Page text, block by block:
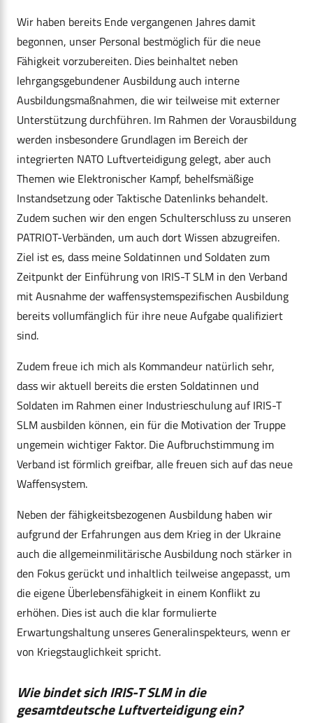
Wir haben bereits Ende vergangenen Jahres damit
begonnen, unser Personal bestmöglich für die neue
Fähigkeit vorzubereiten. Dies beinhaltet neben
lehrgangsgebundener Ausbildung auch interne
Ausbildungsmaßnahmen, die wir teilweise mit externer
Unterstützung durchführen. Im Rahmen der Vorausbildung
werden insbesondere Grundlagen im Bereich der
integrierten NATO Luftverteidigung gelegt, aber auch
Themen wie Elektronischer Kampf, behelfsmäßige
Instandsetzung oder Taktische Datenlinks behandelt.
Zudem suchen wir den engen Schulterschluss zu unseren
PATRIOT-Verbänden, um auch dort Wissen abzugreifen.
Ziel ist es, dass meine Soldatinnen und Soldaten zum
Zeitpunkt der Einführung von IRIS-T SLM in den Verband
mit Ausnahme der waffensystemspezifischen Ausbildung
bereits vollumfänglich für ihre neue Aufgabe qualifiziert
sind.
Zudem freue ich mich als Kommandeur natürlich sehr,
dass wir aktuell bereits die ersten Soldatinnen und
Soldaten im Rahmen einer Industrieschulung auf IRIS-T
SLM ausbilden können, ein für die Motivation der Truppe
ungemein wichtiger Faktor. Die Aufbruchstimmung im
Verband ist förmlich greifbar, alle freuen sich auf das neue
Waffensystem.
Neben der fähigkeitsbezogenen Ausbildung haben wir
aufgrund der Erfahrungen aus dem Krieg in der Ukraine
auch die allgemeinmilitärische Ausbildung noch stärker in
den Fokus gerückt und inhaltlich teilweise angepasst, um
die eigene Überlebensfähigkeit in einem Konflikt zu
erhöhen. Dies ist auch die klar formulierte
Erwartungshaltung unseres Generalinspekteurs, wenn er
von Kriegstauglichkeit spricht.
Wie bindet sich IRIS-T SLM in die
gesamtdeutsche Luftverteidigung ein?